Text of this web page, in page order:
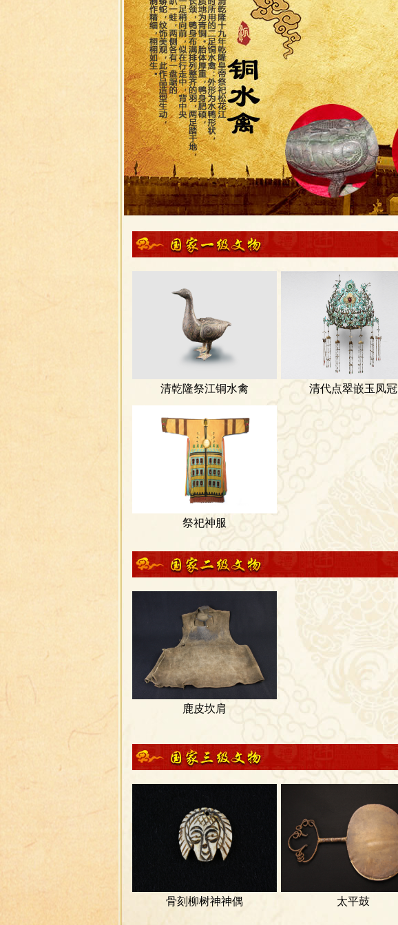
清乾隆祭江铜水禽 清代点翠嵌玉凤冠
祭祀神服
鹿皮坎肩
骨刻柳树神神偶 太平鼓